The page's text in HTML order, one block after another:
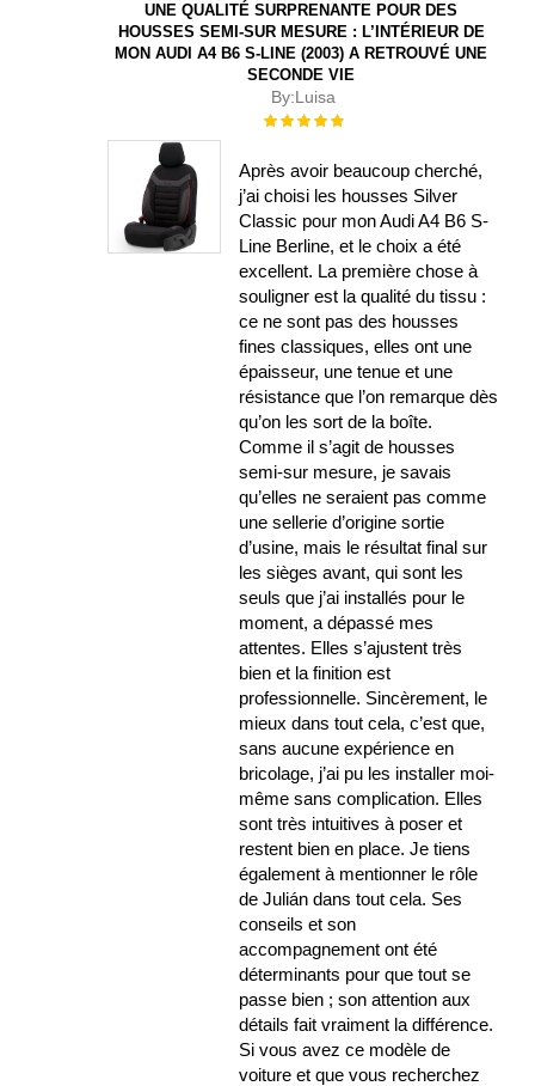
UNE QUALITÉ SURPRENANTE POUR DES
HOUSSES SEMI-SUR MESURE : L’INTÉRIEUR DE
MON AUDI A4 B6 S-LINE (2003) A RETROUVÉ UNE
SECONDE VIE
By:Luisa
Évaluation :
Après avoir beaucoup cherché,
j’ai choisi les housses Silver
Classic pour mon Audi A4 B6 S-
Line Berline, et le choix a été
excellent. La première chose à
souligner est la qualité du tissu :
ce ne sont pas des housses
fines classiques, elles ont une
épaisseur, une tenue et une
résistance que l’on remarque dès
qu’on les sort de la boîte.
Comme il s’agit de housses
semi-sur mesure, je savais
qu’elles ne seraient pas comme
une sellerie d’origine sortie
d’usine, mais le résultat final sur
les sièges avant, qui sont les
seuls que j’ai installés pour le
moment, a dépassé mes
attentes. Elles s’ajustent très
bien et la finition est
professionnelle. Sincèrement, le
mieux dans tout cela, c’est que,
sans aucune expérience en
bricolage, j’ai pu les installer moi-
même sans complication. Elles
sont très intuitives à poser et
restent bien en place. Je tiens
également à mentionner le rôle
de Julián dans tout cela. Ses
conseils et son
accompagnement ont été
déterminants pour que tout se
passe bien ; son attention aux
détails fait vraiment la différence.
Si vous avez ce modèle de
voiture et que vous recherchez